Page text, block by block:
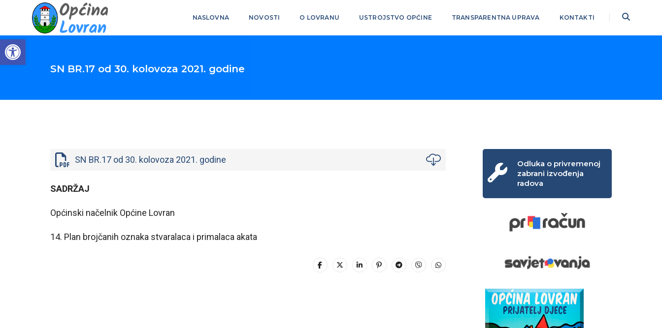
Open toolbar
NASLOVNA NOVOSTI O LOVRANU USTROJSTVO OPĆINE TRANSPARENTNA UPRAVA KONTAKTI
SN BR.17 od 30. kolovoza 2021. godine
SN BR.17 od 30. kolovoza 2021. godine
SADRŽAJ
Općinski načelnik Općine Lovran
14. Plan brojčanih oznaka stvaralaca i primalaca akata
Odluka o privremenoj
zabrani izvođenja
radova